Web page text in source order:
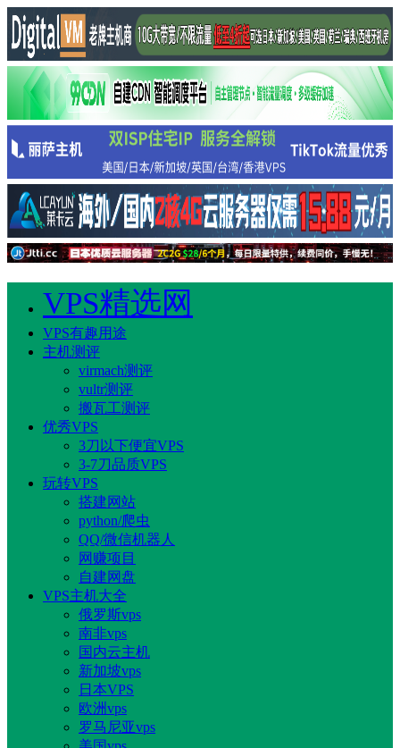
VPS精选网
VPS有趣用途
主机测评
virmach测评
vultr测评
搬瓦工测评
优秀VPS
3刀以下便宜VPS
3-7刀品质VPS
玩转VPS
搭建网站
python/爬虫
QQ/微信机器人
网赚项目
自建网盘
VPS主机大全
俄罗斯vps
南非vps
国内云主机
新加坡vps
日本VPS
欧洲vps
罗马尼亚vps